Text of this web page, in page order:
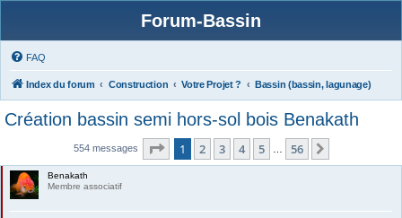
Forum-Bassin
FAQ
Index du forum Construction Votre Projet ? Bassin (bassin, lagunage)
Création bassin semi hors-sol bois Benakath
554 messages Page 1sur56
1 2 3 4 5 56
Benakath
Membre associatif